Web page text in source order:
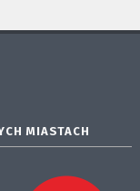
MIASTACH